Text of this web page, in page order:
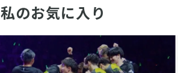
私のお気に入り